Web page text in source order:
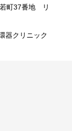
町37番地 リ
器クリニック